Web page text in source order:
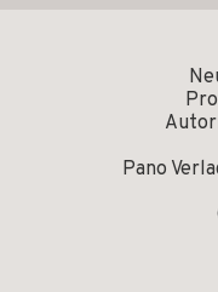
Pano